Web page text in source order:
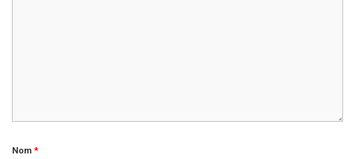
Nom *